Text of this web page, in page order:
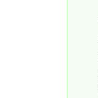
丹
大
张